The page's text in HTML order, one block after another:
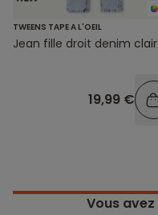
TWEENS TAPE A L'OEIL
Jean fille droit denim clair
19,99 €
Vous avez